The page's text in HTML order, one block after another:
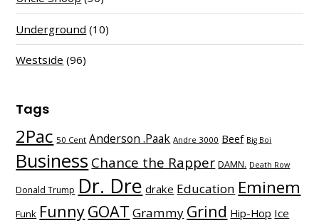
Underground (10)
Westside (96)
Tags
2Pac 50 Cent Anderson .Paak Andre 3000 Beef Big Boi
Business Chance the Rapper DAMN. Death Row
Donald Trump Dr. Dre drake Education Eminem
Funk FunnyGOAT Grammy Grind Hip-Hop Ice